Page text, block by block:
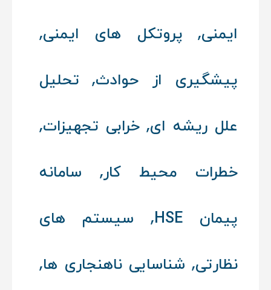
ایمنی, پروتکل‌ های ایمنی,
پیشگیری از حوادث, تحلیل
علل ریشه‌ ای, خرابی تجهیزات,
خطرات محیط کار, سامانه
پیمان HSE , سیستم‌ های
نظارتی, شناسایی ناهنجاری‌ ها,